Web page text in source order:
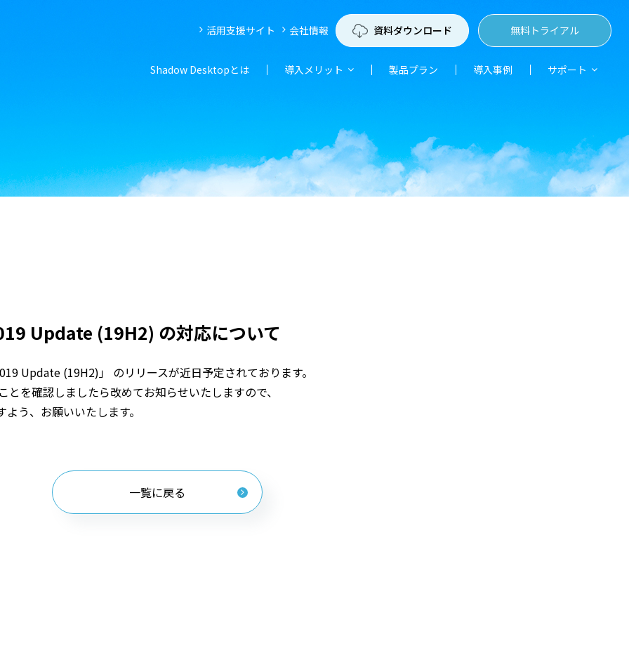
活用支援サイト 会社情報 資料ダウンロード 無料トライアル
Shadow Desktopとは 導入メリット 製品プラン 導入事例 サポート
Update (19H2) の対応について
Update (19H2)」 のリリースが近日予定されております。
を確認しましたら改めてお知らせいたしますので、
う、お願いいたします。
一覧に戻る